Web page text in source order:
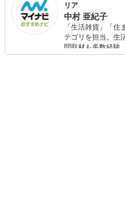
リア
中村 亜紀子
「生活雑貨」「
テゴリを担当。生
問取材も多数経験
りや壁紙チェンジ